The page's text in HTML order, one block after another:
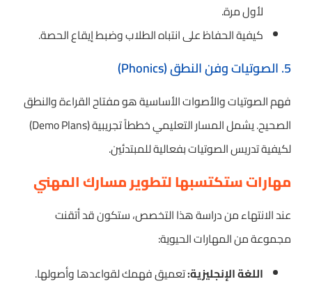
لأول مرة.
كيفية الحفاظ على انتباه الطلاب وضبط إيقاع الحصة.
5. الصوتيات وفن النطق (Phonics)
فهم الصوتيات والأصوات الأساسية هو مفتاح القراءة والنطق
الصحيح. يشمل المسار التعليمي خططاً تجريبية (Demo Plans)
لكيفية تدريس الصوتيات بفعالية للمبتدئين.
مهارات ستكتسبها لتطوير مسارك المهني
عند الانتهاء من دراسة هذا التخصص، ستكون قد أتقنت
مجموعة من المهارات الحيوية:
اللغة الإنجليزية:تعميق فهمك لقواعدها وأصولها.